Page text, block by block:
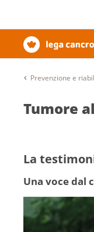
Prevenzione e
Tumore
La
Una voce dal